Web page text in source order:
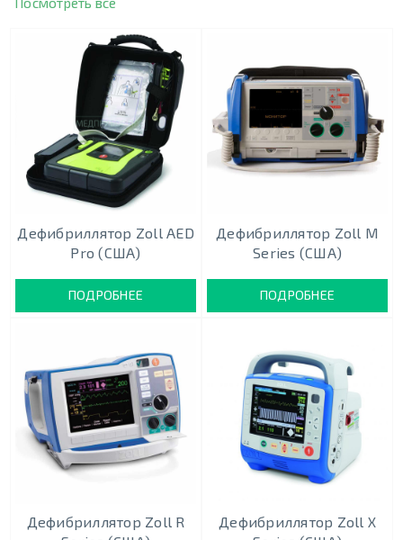
Дефибриллятор Zoll AED
Pro (США)
ПОДРОБНЕЕ
Дефибриллятор Zoll M
Series (США)
ПОДРОБНЕЕ
Дефибриллятор Zoll R
Дефибриллятор Zoll X